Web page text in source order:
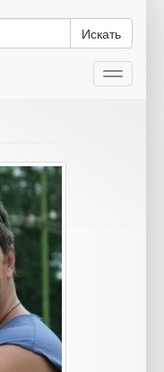
Искать
Toggle